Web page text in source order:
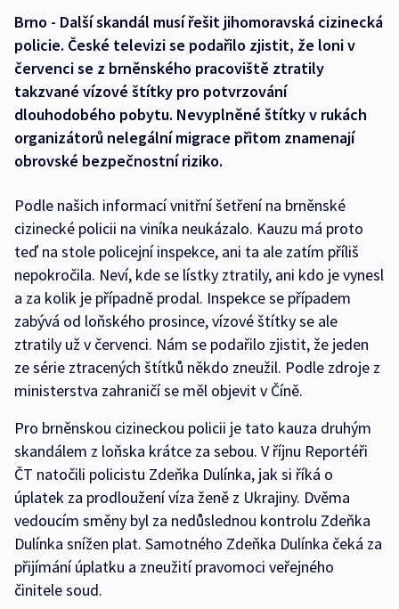
Brno - Další skandál musí řešit jihomoravská cizinecká
policie. České televizi se podařilo zjistit, že loni v
červenci se z brněnského pracoviště ztratily
takzvané vízové štítky pro potvrzování
dlouhodobého pobytu. Nevyplněné štítky v rukách
organizátorů nelegální migrace přitom znamenají
obrovské bezpečnostní riziko.
Podle našich informací vnitřní šetření na brněnské
cizinecké policii na viníka neukázalo. Kauzu má proto
teď na stole policejní inspekce, ani ta ale zatím příliš
nepokročila. Neví, kde se lístky ztratily, ani kdo je vynesl
a za kolik je případně prodal. Inspekce se případem
zabývá od loňského prosince, vízové štítky se ale
ztratily už v červenci. Nám se podařilo zjistit, že jeden
ze série ztracených štítků někdo zneužil. Podle zdroje z
ministerstva zahraničí se měl objevit v Číně.
Pro brněnskou cizineckou policii je tato kauza druhým
skandálem z loňska krátce za sebou. V říjnu Reportéři
ČT natočili policistu Zdeňka Dulínka, jak si říká o
úplatek za prodloužení víza ženě z Ukrajiny. Dvěma
vedoucím směny byl za nedůslednou kontrolu Zdeňka
Dulínka snížen plat. Samotného Zdeňka Dulínka čeká za
přijímání úplatku a zneužití pravomoci veřejného
činitele soud.